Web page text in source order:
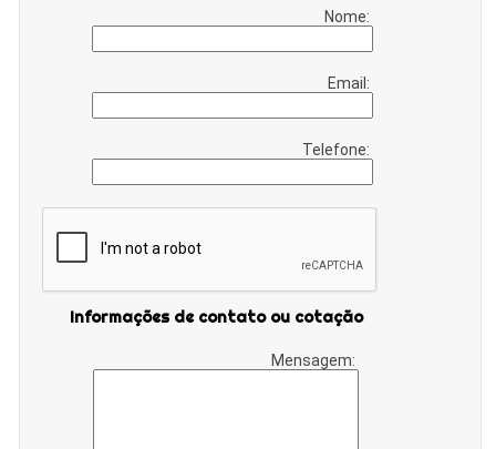
Nome:
Email:
Telefone:
Informações de contato ou cotação
Mensagem: